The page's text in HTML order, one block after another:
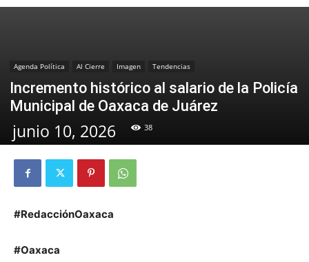
Agenda Política Al Cierre Imagen Tendencias
Incremento histórico al salario de la Policía
Municipal de Oaxaca de Juárez
junio 10, 2026 38
#RedacciónOaxaca
#Oaxaca